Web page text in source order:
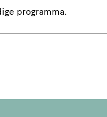
programma.